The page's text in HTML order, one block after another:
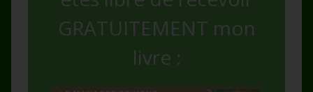
GRATUITEMENT mon
livre :